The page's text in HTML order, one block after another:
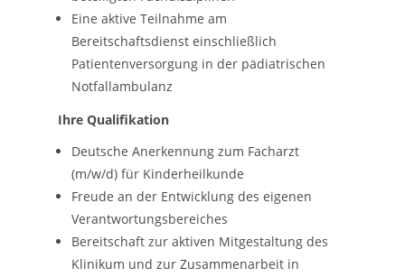
Eine aktive Teilnahme am
Bereitschaftsdienst einschließlich
Patientenversorgung in der pädiatrischen
Notfallambulanz
Ihre Qualifikation
Deutsche Anerkennung zum Facharzt
(m/w/d) für Kinderheilkunde
Freude an der Entwicklung des eigenen
Verantwortungsbereiches
Bereitschaft zur aktiven Mitgestaltung des
Klinikum und zur Zusammenarbeit in